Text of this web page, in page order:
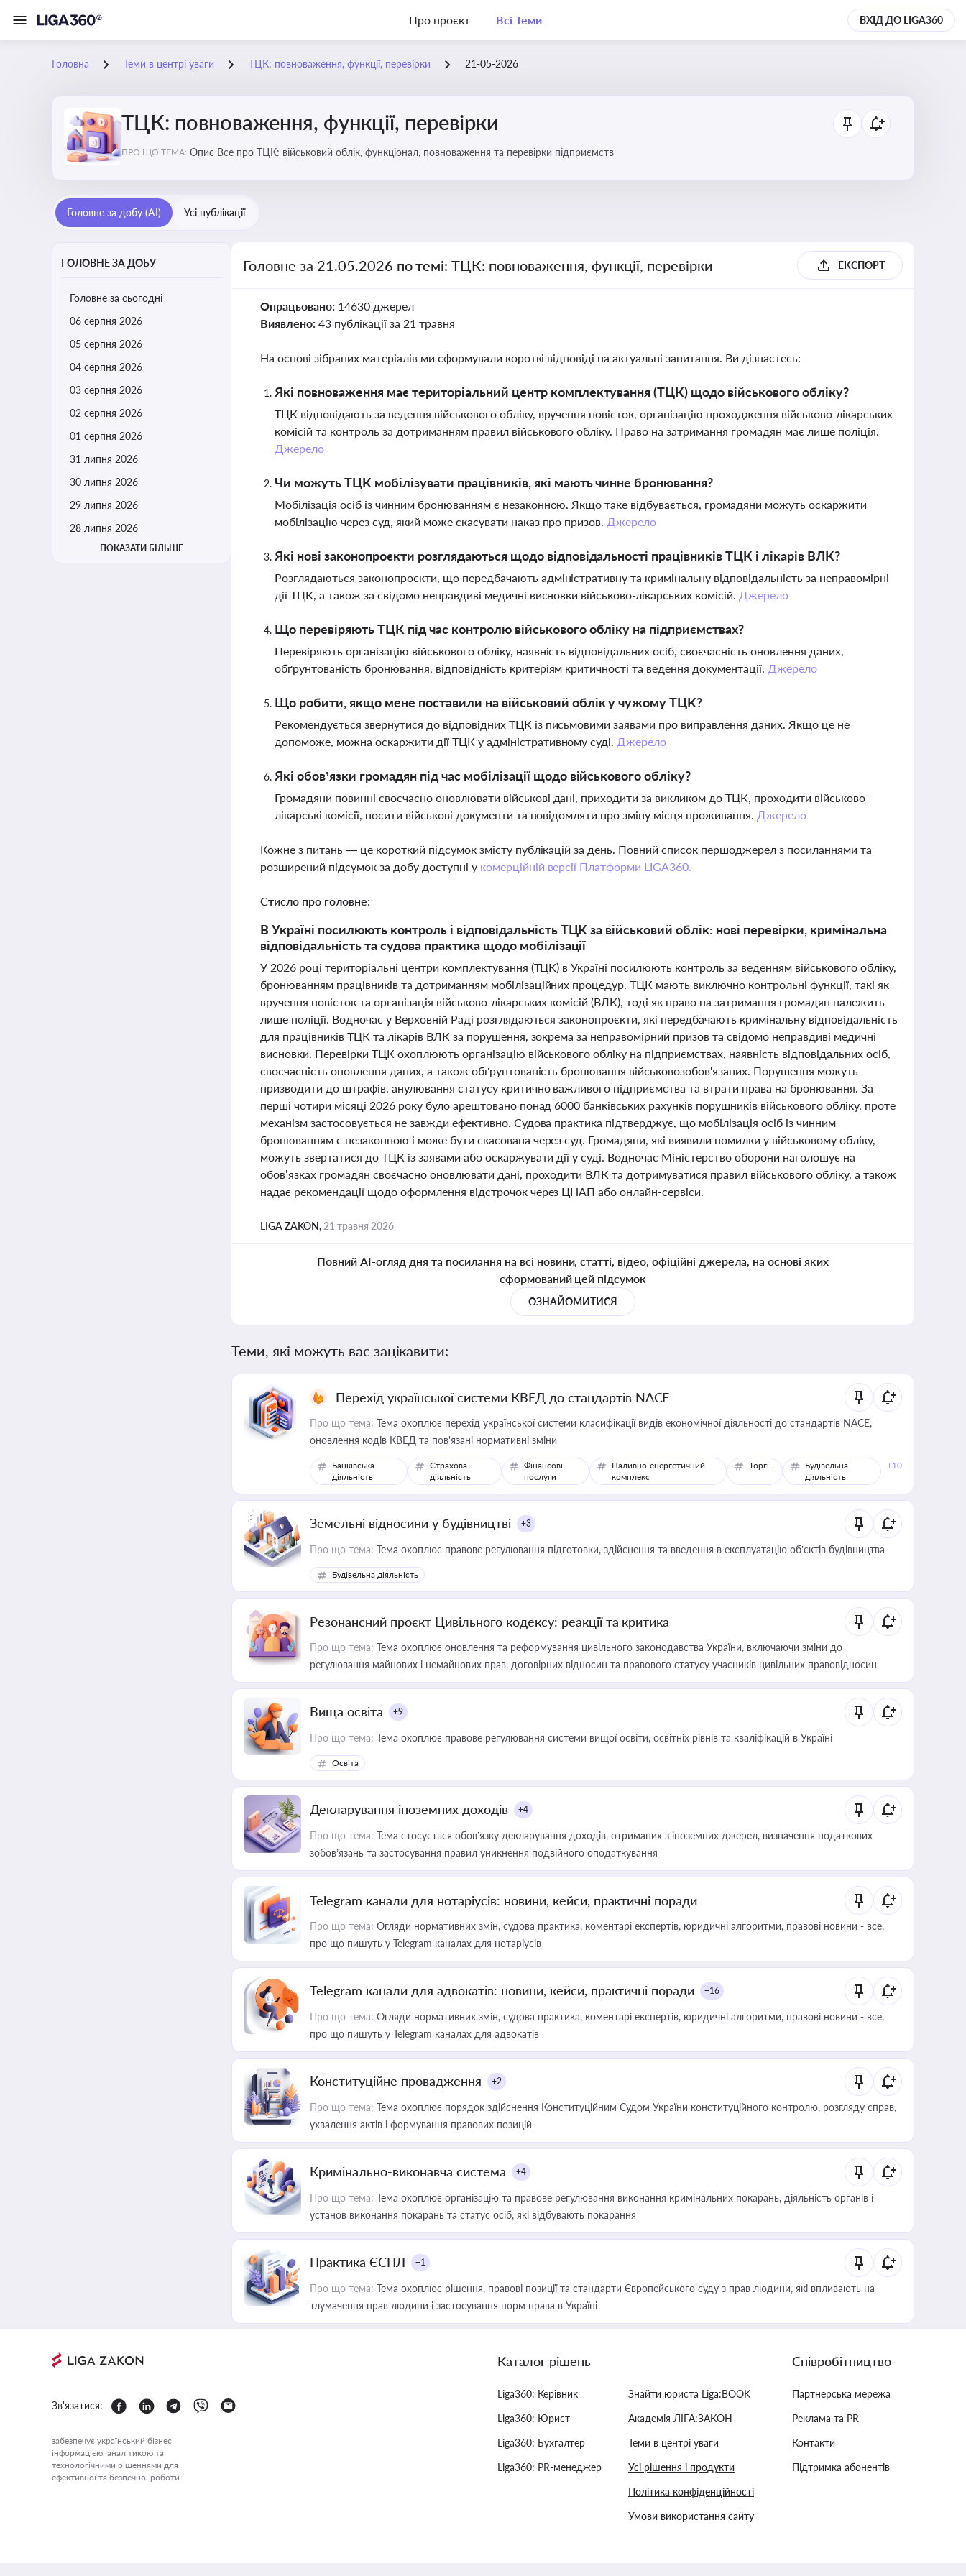
Про проєкт Всі Теми ВХІД ДО LIGA360
Головна Теми в центрі уваги ТЦК: повноваження, функції, перевірки 21-05-2026
ТЦК: повноваження, функції, перевірки
ПРО ЩО ТЕМА: Опис Все про ТЦК: військовий облік, функціонал, повноваження та перевірки підприємств
Головне за добу (AI) Усі публікації
ГОЛОВНЕ ЗА ДОБУ
Головне за сьогодні
06 серпня 2026
05 серпня 2026
04 серпня 2026
03 серпня 2026
02 серпня 2026
01 серпня 2026
31 липня 2026
30 липня 2026
29 липня 2026
28 липня 2026
ПОКАЗАТИ БІЛЬШЕ
Головне за 21.05.2026 по темі: ТЦК: повноваження, функції, перевірки ЕКСПОРТ
Опрацьовано: 14630 джерел
Виявлено: 43 публікації за 21 травня
На основі зібраних матеріалів ми сформували короткі відповіді на актуальні запитання. Ви дізнаєтесь:
Які повноваження має територіальний центр комплектування (ТЦК) щодо військового обліку?
ТЦК відповідають за ведення військового обліку, вручення повісток, організацію проходження військово-лікарських
комісій та контроль за дотриманням правил військового обліку. Право на затримання громадян має лише поліція.
Джерело
Чи можуть ТЦК мобілізувати працівників, які мають чинне бронювання?
Мобілізація осіб із чинним бронюванням є незаконною. Якщо таке відбувається, громадяни можуть оскаржити
мобілізацію через суд, який може скасувати наказ про призов. Джерело
Які нові законопроєкти розглядаються щодо відповідальності працівників ТЦК і лікарів ВЛК?
Розглядаються законопроєкти, що передбачають адміністративну та кримінальну відповідальність за неправомірні
дії ТЦК, а також за свідомо неправдиві медичні висновки військово-лікарських комісій. Джерело
Що перевіряють ТЦК під час контролю військового обліку на підприємствах?
Перевіряють організацію військового обліку, наявність відповідальних осіб, своєчасність оновлення даних,
обґрунтованість бронювання, відповідність критеріям критичності та ведення документації. Джерело
Що робити, якщо мене поставили на військовий облік у чужому ТЦК?
Рекомендується звернутися до відповідних ТЦК із письмовими заявами про виправлення даних. Якщо це не
допоможе, можна оскаржити дії ТЦК у адміністративному суді. Джерело
Які обов’язки громадян під час мобілізації щодо військового обліку?
Громадяни повинні своєчасно оновлювати військові дані, приходити за викликом до ТЦК, проходити військово-
лікарські комісії, носити військові документи та повідомляти про зміну місця проживання. Джерело
Кожне з питань — це короткий підсумок змісту публікацій за день. Повний список першоджерел з посиланнями та
розширений підсумок за добу доступні у комерційній версії Платформи LIGA360.
Стисло про головне:
В Україні посилюють контроль і відповідальність ТЦК за військовий облік: нові перевірки, кримінальна
відповідальність та судова практика щодо мобілізації
У 2026 році територіальні центри комплектування (ТЦК) в Україні посилюють контроль за веденням військового обліку,
бронюванням працівників та дотриманням мобілізаційних процедур. ТЦК мають виключно контрольні функції, такі як
вручення повісток та організація військово-лікарських комісій (ВЛК), тоді як право на затримання громадян належить
лише поліції. Водночас у Верховній Раді розглядаються законопроєкти, які передбачають кримінальну відповідальність
для працівників ТЦК та лікарів ВЛК за порушення, зокрема за неправомірний призов та свідомо неправдиві медичні
висновки. Перевірки ТЦК охоплюють організацію військового обліку на підприємствах, наявність відповідальних осіб,
своєчасність оновлення даних, а також обґрунтованість бронювання військовозобов'язаних. Порушення можуть
призводити до штрафів, анулювання статусу критично важливого підприємства та втрати права на бронювання. За
перші чотири місяці 2026 року було арештовано понад 6000 банківських рахунків порушників військового обліку, проте
механізм застосовується не завжди ефективно. Судова практика підтверджує, що мобілізація осіб із чинним
бронюванням є незаконною і може бути скасована через суд. Громадяни, які виявили помилки у військовому обліку,
можуть звертатися до ТЦК із заявами або оскаржувати дії у суді. Водночас Міністерство оборони наголошує на
обов’язках громадян своєчасно оновлювати дані, проходити ВЛК та дотримуватися правил військового обліку, а також
надає рекомендації щодо оформлення відстрочок через ЦНАП або онлайн-сервіси.
LIGA ZAKON, 21 травня 2026
Повний AI-огляд дня та посилання на всі новини, статті, відео, офіційні джерела, на основі яких
сформований цей підсумок
ОЗНАЙОМИТИСЯ
Теми, які можуть вас зацікавити:
Перехід української системи КВЕД до стандартів NACE
Про що тема: Тема охоплює перехід української системи класифікації видів економічної діяльності до стандартів NACE,
оновлення кодів КВЕД та пов'язані нормативні зміни
Банківська
діяльність
Страхова
діяльність
Фінансові
послуги
Паливно-енергетичний
комплекс
Торгівля
Будівельна
діяльність
+10
Земельні відносини у будівництві +3
Про що тема: Тема охоплює правове регулювання підготовки, здійснення та введення в експлуатацію об’єктів будівництва
Будівельна діяльність
Резонансний проєкт Цивільного кодексу: реакції та критика
Про що тема: Тема охоплює оновлення та реформування цивільного законодавства України, включаючи зміни до
регулювання майнових і немайнових прав, договірних відносин та правового статусу учасників цивільних правовідносин
Вища освіта +9
Про що тема: Тема охоплює правове регулювання системи вищої освіти, освітніх рівнів та кваліфікацій в Україні
Освіта
Декларування іноземних доходів +4
Про що тема: Тема стосується обов’язку декларування доходів, отриманих з іноземних джерел, визначення податкових
зобов’язань та застосування правил уникнення подвійного оподаткування
Telegram канали для нотаріусів: новини, кейси, практичні поради
Про що тема: Огляди нормативних змін, судова практика, коментарі експертів, юридичні алгоритми, правові новини - все,
про що пишуть у Telegram каналах для нотаріусів
Telegram канали для адвокатів: новини, кейси, практичні поради +16
Про що тема: Огляди нормативних змін, судова практика, коментарі експертів, юридичні алгоритми, правові новини - все,
про що пишуть у Telegram каналах для адвокатів
Конституційне провадження +2
Про що тема: Тема охоплює порядок здійснення Конституційним Судом України конституційного контролю, розгляду справ,
ухвалення актів і формування правових позицій
Кримінально-виконавча система +4
Про що тема: Тема охоплює організацію та правове регулювання виконання кримінальних покарань, діяльність органів і
установ виконання покарань та статус осіб, які відбувають покарання
Практика ЄСПЛ +1
Про що тема: Тема охоплює рішення, правові позиції та стандарти Європейського суду з прав людини, які впливають на
тлумачення прав людини і застосування норм права в Україні
Зв'язатися:
забезпечує український бізнес
інформацією, аналітикою та
технологічними рішеннями для
ефективної та безпечної роботи.
Каталог рішень
Liga360: Керівник
Liga360: Юрист
Liga360: Бухгалтер
Liga360: PR-менеджер
Знайти юриста Liga:BOOK
Академія ЛІГА:ЗАКОН
Теми в центрі уваги
Усі рішення і продукти
Політика конфіденційності
Умови використання сайту
Співробітництво
Партнерська мережа
Реклама та PR
Контакти
Підтримка абонентів